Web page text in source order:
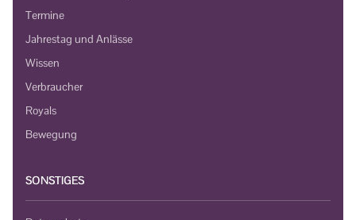
Termine
Jahrestag und Anlässe
Wissen
Verbraucher
Royals
Bewegung
SONSTIGES